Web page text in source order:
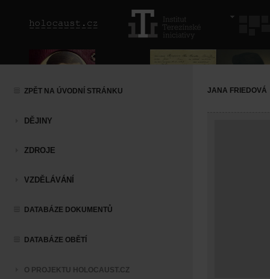
ZPĚT NA ÚVODNÍ STRÁNKU
DĚJINY
ZDROJE
VZDĚLÁVÁNÍ
DATABÁZE DOKUMENTŮ
DATABÁZE OBĚTÍ
O PROJEKTU HOLOCAUST.CZ
JANA FRIEDOVÁ